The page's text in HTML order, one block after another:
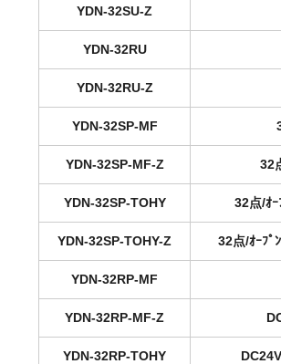
YDN-32SU-Z
YDN-32RU
YDN-32RU-Z
YDN-32SP-MF
YDN-32SP-MF-Z 32
YDN-32SP-TOHY 32点/ｵ
YDN-32SP-TOHY-Z 32点/ｵｰﾌﾟ
YDN-32RP-MF
YDN-32RP-MF-Z
YDN-32RP-TOHY